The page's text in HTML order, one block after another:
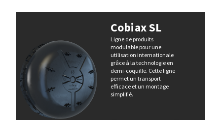
Cobiax SL
Ligne de produits
modulable pour une
utilisation internationale
grâce à la technologie en
demi-coquille. Cette ligne
permet un transport
efficace et un montage
simplifié.